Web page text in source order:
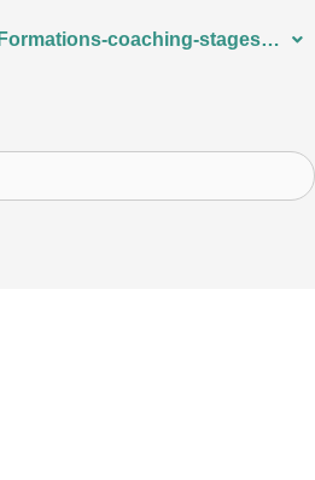
Formations-coaching-stages…